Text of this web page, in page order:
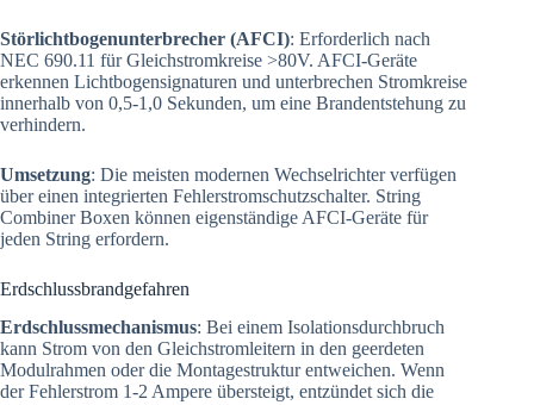
Störlichtbogenunterbrecher (AFCI): Erforderlich nach
NEC 690.11 für Gleichstromkreise >80V. AFCI-Geräte
erkennen Lichtbogensignaturen und unterbrechen Stromkreise
innerhalb von 0,5-1,0 Sekunden, um eine Brandentstehung zu
verhindern.
Umsetzung: Die meisten modernen Wechselrichter verfügen
über einen integrierten Fehlerstromschutzschalter. String
Combiner Boxen können eigenständige AFCI-Geräte für
jeden String erfordern.
Erdschlussbrandgefahren
Erdschlussmechanismus: Bei einem Isolationsdurchbruch
kann Strom von den Gleichstromleitern in den geerdeten
Modulrahmen oder die Montagestruktur entweichen. Wenn
der Fehlerstrom 1-2 Ampere übersteigt, entzündet sich die